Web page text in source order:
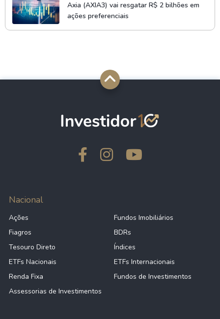
Axia (AXIA3) vai resgatar R$ 2 bilhões em
ações preferenciais
Nacional
Ações
Fundos Imobiliários
Fiagros
BDRs
Tesouro Direto
Índices
ETFs Nacionais
ETFs Internacionais
Renda Fixa
Fundos de Investimentos
Assessorias de Investimentos